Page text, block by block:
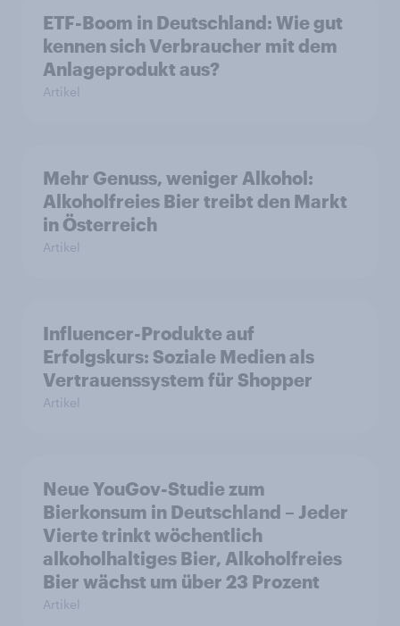
ETF-Boom in Deutschland: Wie gut
kennen sich Verbraucher mit dem
Anlageprodukt aus?
Artikel
Mehr Genuss, weniger Alkohol:
Alkoholfreies Bier treibt den Markt
in Österreich
Artikel
Influencer-Produkte auf
Erfolgskurs: Soziale Medien als
Vertrauenssystem für Shopper
Artikel
Neue YouGov-Studie zum
Bierkonsum in Deutschland – Jeder
Vierte trinkt wöchentlich
alkoholhaltiges Bier, Alkoholfreies
Bier wächst um über 23 Prozent
Artikel